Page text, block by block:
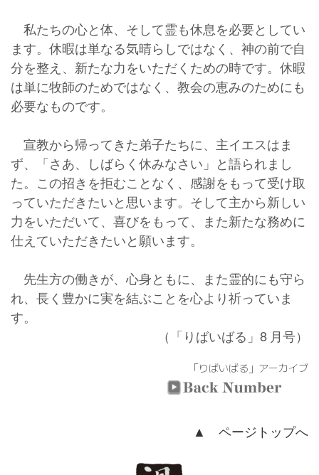
私たちの心と体、そして霊も休息を必要としてい
ます。休暇は単なる気晴らしではなく、神の前で自
分を整え、新たな力をいただくための時です。休暇
は単に牧師のためではなく、教会の恵みのためにも
必要なものです。
宣教から帰ってきた弟子たちに、主イエスはま
ず、「さあ、しばらく休みなさい」と語られまし
た。この招きを拒むことなく、感謝をもって受け取
っていただきたいと思います。そして主から新しい
力をいただいて、喜びをもって、また新たな務めに
仕えていただきたいと願います。
先生方の働きが、心身ともに、また霊的にも守ら
れ、長く豊かに実を結ぶことを心より祈っていま
す。
（「りばいばる」8 月号）
「りばいばる」アーカイブ
▲ ページトップへ